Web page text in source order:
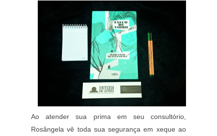
Ao atender sua prima em seu consultório,
Rosângela vê toda sua segurança em xeque ao